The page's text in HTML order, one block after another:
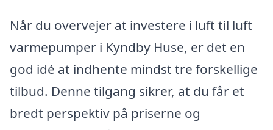
Når du overvejer at investere i luft til luft
varmepumper i Kyndby Huse, er det en
god idé at indhente mindst tre forskellige
tilbud. Denne tilgang sikrer, at du får et
bredt perspektiv på priserne og